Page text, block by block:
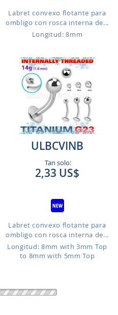
Labret convexo flotante para
ombligo con rosca interna de...
Longitud: 8mm
ULBCVINB
Tan solo:
2,33 US$
Labret convexo flotante para
ombligo con rosca interna de...
Longitud: 8mm with 3mm Top
to 8mm with 5mm Top